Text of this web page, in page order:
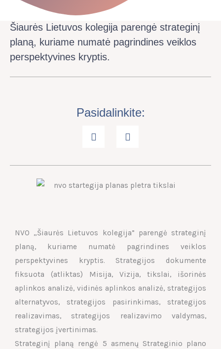
Šiaurės Lietuvos kolegija parengė strateginį
planą, kuriame numatė pagrindines veiklos
perspektyvines kryptis.
Pasidalinkite:
NVO „Šiaurės Lietuvos kolegija” parengė strateginį
planą, kuriame numatė pagrindines veiklos
perspektyvines kryptis. Strategijos dokumente
fiksuota (atliktas) Misija, Vizija, tikslai, išorinės
aplinkos analizė, vidinės aplinkos analizė, strategijos
alternatyvos, strategijos pasirinkimas, strategijos
realizavimas, strategijos realizavimo valdymas,
strategijos įvertinimas.
Strateginį planą rengė 5 asmenų Strateginio plano